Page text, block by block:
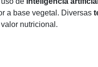
a base vegetal. Diversas
nutricional.